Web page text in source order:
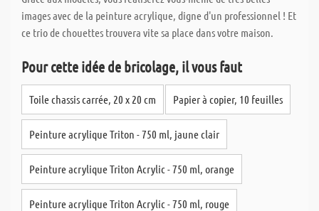
images avec de la peinture acrylique, digne d'un professionnel ! Et
ce trio de chouettes trouvera vite sa place dans votre maison.
Pour cette idée de bricolage, il vous faut
Toile chassis carrée, 20 x 20 cm Papier à copier, 10 feuilles
Peinture acrylique Triton - 750 ml, jaune clair
Peinture acrylique Triton Acrylic - 750 ml, orange
Peinture acrylique Triton Acrylic - 750 ml, rouge